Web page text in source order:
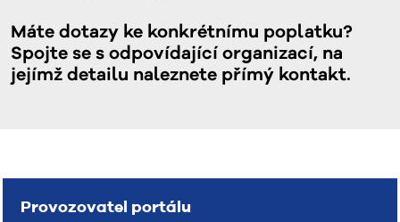
Máte dotazy ke konkrétnímu poplatku?
Spojte se s odpovídající organizací, na
jejímž detailu naleznete přímý kontakt.
Provozovatel portálu